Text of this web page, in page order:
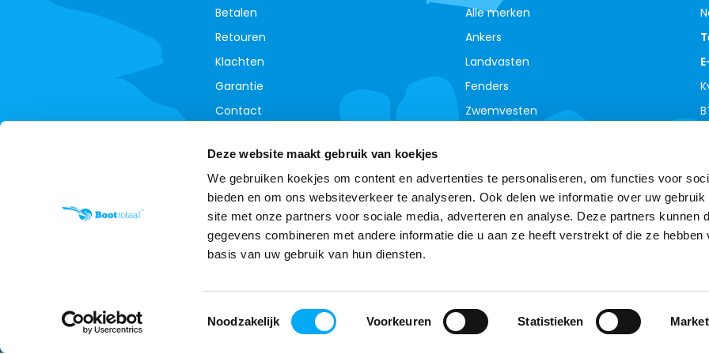
Deze website maakt gebruik van koekjes
We gebruiken koekjes om content en advertenties te personaliseren, om functies voor
bieden en om ons websiteverkeer te analyseren. Ook delen we informatie over uw gebruik
site met onze partners voor sociale media, adverteren en analyse. Deze partners kunnen
gegevens combineren met andere informatie die u aan ze heeft verstrekt of die ze hebben
basis van uw gebruik van hun diensten.
Toestemmingsselectie
Noodzakelijk Voorkeuren Statistieken
Betalen
Retouren
Klachten
Garantie
Contact
Alle merken
Ankers
Landvasten
Fenders
Zwemvesten
© Copyright 2026 - Theme By
van de Benelux !9,0- Ratings
Wij slaan cookies op om onze website te verbeteren. Is dat akkoord? Ja Nee